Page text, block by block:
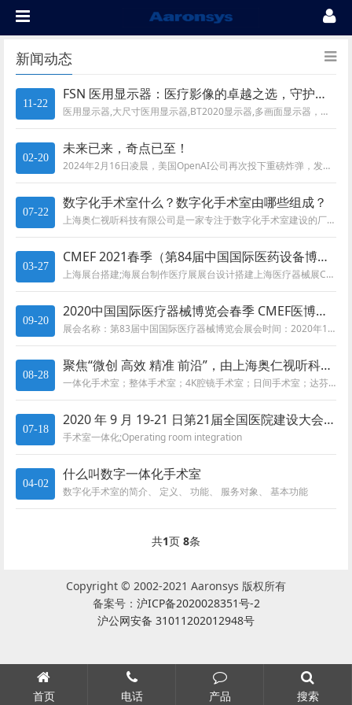
新闻动态
11-22
FSN 医用显示器：医疗影像的卓越之选，守护健康的 “慧眼”
医用显示器,大尺寸医用显示器,BT2020显示器,多画面显示器，多窗口显示器
02-20
未来已来，奇点已至！
2024年2月16日凌晨，美国OpenAI公司再次投下重磅炸弹，发布了其首个文字生成视频模型——Sora。仅需输入一段文...
07-22
数字化手术室什么？数字化手术室由哪些组成？
上海奥仁视听科技有限公司是一家专注于数字化手术室建设的厂家，拥有多年建设数字化手术室经验，解决方案等。案例遍布全国各大医...
03-27
CMEF 2021春季（第84届中国国际医药设备博览会）将于2021年5月13日至16日在中国上海国家会展中心举行
上海展台搭建;海展台制作医疗展展台设计搭建上海医疗器械展CMEF展台设计搭建
09-20
2020中国国际医疗器械博览会春季 CMEF医博会将于10月19-22日在上海国家会展中心举办
展会名称：第83届中国国际医疗器械博览会展会时间：2020年10月 19日-22日展会地点：国家会展中心（上海）主办单位...
08-28
聚焦“微创 高效 精准 前沿”，由上海奥仁视听科技有限公司承接的广西医科大一附院机器人腔镜、日间手术中心启用
一体化手术室；整体手术室；4K腔镜手术室；日间手术室；达芬奇手术机器人，数字化手术室，4K无损手术室
07-18
2020 年 9 月 19-21 日第21届全国医院建设大会CHCC2020 将在深圳国展中心开展
手术室一体化;Operating room integration
04-02
什么叫数字一体化手术室
数字化手术室的简介、 定义、 功能、 服务对象、 基本功能
共1页 8条
Copyright © 2002-2021 Aaronsys 版权所有
备案号： 沪ICP备2020028351号-2
沪公网安备 31011202012948号
首页 电话 产品 搜索